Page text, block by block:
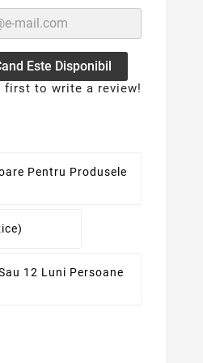
Este Disponibil
first to write a review!
Pentru Produsele
12 Luni Persoane